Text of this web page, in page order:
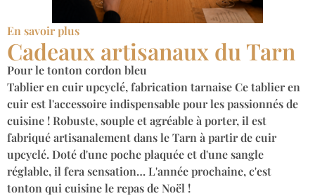
En savoir plus
Cadeaux artisanaux du Tarn
Pour le tonton cordon bleu
Tablier en cuir upcyclé, fabrication tarnaise Ce tablier en
cuir est l'accessoire indispensable pour les passionnés de
cuisine ! Robuste, souple et agréable à porter, il est
fabriqué artisanalement dans le Tarn à partir de cuir
upcyclé. Doté d'une poche plaquée et d'une sangle
réglable, il fera sensation… L'année prochaine, c'est
tonton qui cuisine le repas de Noël !